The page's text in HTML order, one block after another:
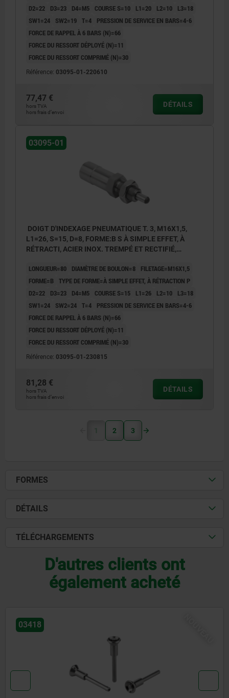
D2=22
D3=23 D4=M5 COURSE S=10 L1=20 L2=10
L3=18
SW1=24
SW2=19 T=4
PRESSION DE SERVICE EN BARS=4-6
FORCE DE RAPPEL À 6 BARS (N)=66
FORCE DU RESSORT DÉPLOYÉ (N)=11
FORCE DU RESSORT COMPRIMÉ (N)=30
Référence: 03095-01-220610
77,47 €
hors TVA
hors frais d’envoi
DÉTAILS
03095-01
DOIGT D'INDEXAGE PNEUMATIQUE T. 3, M16X1,5,
L1=26, S=15, D=8, FORME:B S À SIMPLE EFFET, À
RÉTRACTI, ACIER INOX. TREMPÉ ET RECTIFIÉ,
LONGUEUR=80 DIAMÈTRE DE BOULON=8
FILETAGE=M16X1,5
FORME=B TYPE DE FORME=À SIMPLE EFFET, À RÉTRACTION P
D2=22
D3=23 D4=M5 COURSE S=15 L1=26 L2=10
L3=18
SW1=24
SW2=24 T=4
PRESSION DE SERVICE EN BARS=4-6
FORCE DE RAPPEL À 6 BARS (N)=66
FORCE DU RESSORT DÉPLOYÉ (N)=11
FORCE DU RESSORT COMPRIMÉ (N)=30
Référence: 03095-01-230815
81,28 €
hors TVA
hors frais d’envoi
DÉTAILS
1 2 3
FORMES
DÉTAILS
TÉLÉCHARGEMENTS
D'autres clients ont
également acheté